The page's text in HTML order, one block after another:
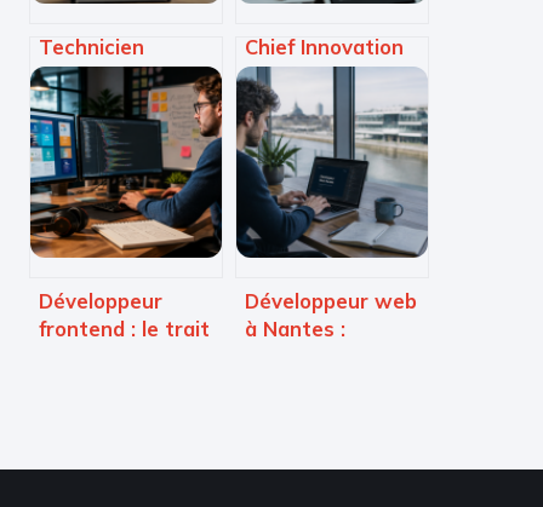
Technicien
d’assistance
informatique :
missions,
compétences et
accès au métier
Chief Innovation
Officer : pourquoi
ce rôle est
devenu le moteur
de votre
croissance
Développeur
frontend : le trait
Développeur web
à Nantes :
carrière